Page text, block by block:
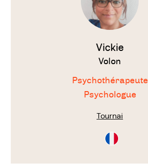
Vickie
Volon
Psychothérapeute
Psychologue
Tournai
Consultation
en